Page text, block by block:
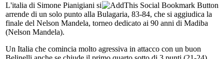
L'italia di Simone Pianigiani si
arrende di un solo punto alla Bulagaria, 83-84, che si aggiudica la
finale del Nelson Mandela, torneo dedicato ai 90 anni di Madiba
(Nelson Mandela).
Un Italia che comincia molto agressiva in attacco con un buon